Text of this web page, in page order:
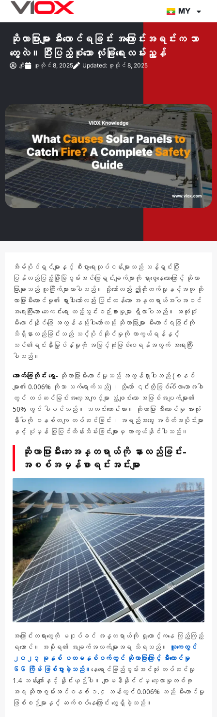
အကြောင်းအရာ
တိုက်ရိုက်
ပါ။
MY
ဆိုလာပြားများ မီးလောင်ရခြင်း အကြောင်းအရင်းက ဘာ
တွေလဲ။ ပြီးပြည့်စုံသော လုံခြုံရေးလမ်းညွှန်
ဂျိုး ဇူလိုင် 8, 2025 Updated: ဇူလိုင် 8, 2025
အိမ်ပိုင်ရှင်များနှင့် စီးပွားရေးလုပ်ငန်းများသည် သန့်ရှင်းပြီး
ပြန်လည်ပြည့်ဖြိုးမြဲစွမ်းအင်ဖြေရှင်းချက်များကို ရှာဖွေနေသောကြောင့် ဆိုလာ
ပြားများသည် လူကြိုက်များလာပါသည်။ သို့သော်လည်း ဤတိုးတက်မှုနှင့်အတူ ဆို
လာပြားမီးလောင်မှု၏ ရှားပါးသော်လည်း ပြင်းထန်သော အန္တရာယ်အပါအဝင်
အရေးကြီးသော ဘေးကင်းရေး ထည့်သွင်းစဉ်းစားမှုများ ရှိလာပါသည်။ အလုံးစုံ
မီးလောင်နိုင်ခြေ အလွန်နည်းပါးသော်လည်း ဆိုလာပြားများ မီးလောင်ရခြင်းကို
သိရှိနားလည်ခြင်းသည် သင့်ပိုင်ဆိုင်မှုကို ကာကွယ်ရန်နှင့်
သင်၏ရင်းနှီးမြှုပ်နှံမှုကို အမြင့်ဆုံးဖြစ်စေရန်အတွက် အရေးကြီး
ပါသည်။
အောက်ခြေလိုင်း ရှေ့- ဆိုလာပြားမီးလောင်မှုသည် အလွန်ရှားပါးသည် (စနစ်
များ၏ 0.006% ကိုသာ သက်ရောက်သည်)၊ သို့သော် ၎င်းတို့ဖြစ်ပေါ်လာသောအခါ
တွင် တပ်ဆင်ခြင်းအလေ့အကျင့်များ ညံ့ဖျင်းသော အဖြစ်အပျက်များ၏
50% တွင် ပါဝင်သည်။ သတင်းကောင်းလား။ ဆိုလာပြား မီးလောင်မှု အားလုံး
နီးပါးကို စနစ်တကျ တပ်ဆင်ခြင်း၊ အရည်အသွေး အစိတ်အပိုင်းများ
နှင့် ပုံမှန် ပြုပြင်ထိန်းသိမ်းခြင်းများမှ ကာကွယ်နိုင်ပါသည်။
ဆိုလာပြားမီးဘေးအန္တရာယ်ကို နားလည်ခြင်း-
အစစ်အမှန်စာရင်းအင်းများ
အကြောင်းတရားတွေကို မငုပ်ခင် အန္တရာယ်ကို ရှုထောင့်ကနေ ကြည့်ကြည့်
ရအောင်။ အစိုးရ၏ အချက်အလက်များအရ သိရသည်။
ယူကေတွင်
၂၀၂၃ ခုနှစ် ပထမနှစ်ဝက်တွင် ဆိုလာပြားကြောင့် မီးလောင်မှု
၆၆ ကြိမ် ဖြစ်ပွားခဲ့သည်။ နေရောင်ခြည်စွမ်းအင်သုံး တပ်ဆင်မှု
1.4 သန်းကျော်နှင့် နှိုင်းယှဉ်ပါ။ ဂျာမနီနိုင်ငံမှ လေ့လာမှုတစ်ခု
အရ ဆိုလာစွမ်းအင်စနစ် ၁.၄ သန်းတွင် 0.006% သည် မီးလောင်မှု
ဖြစ်စဉ်များနှင့် ဆက်စပ်နေကြောင်း တွေ့ရှိခဲ့သည်။